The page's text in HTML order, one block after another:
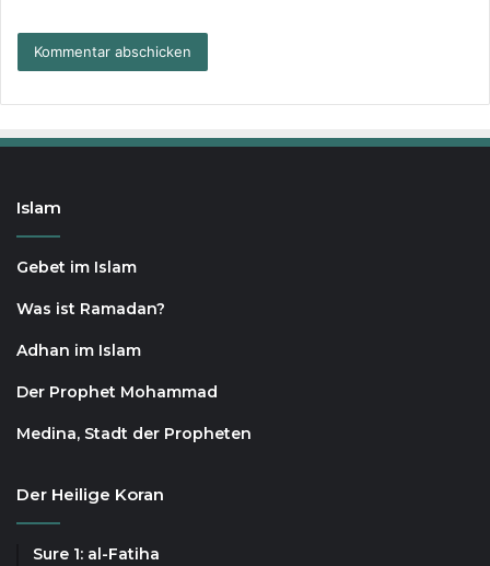
Islam
Gebet im Islam
Was ist Ramadan?
Adhan im Islam
Der Prophet Mohammad
Medina, Stadt der Propheten
Der Heilige Koran
Sure 1: al-Fatiha